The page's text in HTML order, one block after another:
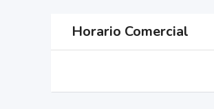
Horario Comercial